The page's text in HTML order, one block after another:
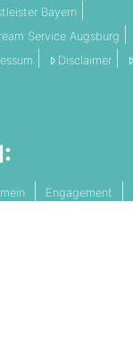
Bayern
Service Augsburg
Disclaimer
Engagement